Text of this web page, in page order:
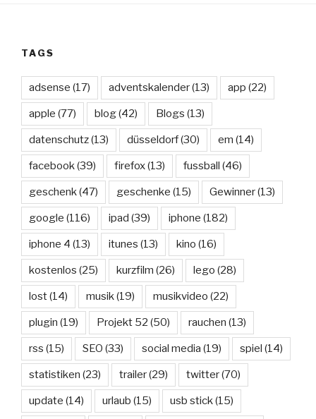
TAGS
adsense (17) adventskalender(13) app (22)
apple (77) blog(42) Blogs (13)
datenschutz(13) düsseldorf(30) em (14)
facebook(39) firefox(13) fussball (46)
geschenk(47) geschenke (15) Gewinner(13)
google (116) ipad (39) iphone (182)
iphone 4 (13) itunes (13) kino (16)
kostenlos (25) kurzfilm (26) lego (28)
lost(14) musik(19) musikvideo (22)
plugin (19) Projekt 52 (50) rauchen (13)
rss (15) SEO (33) social media (19) spiel (14)
statistiken (23) trailer(29) twitter(70)
update (14) urlaub (15) usb stick(15)